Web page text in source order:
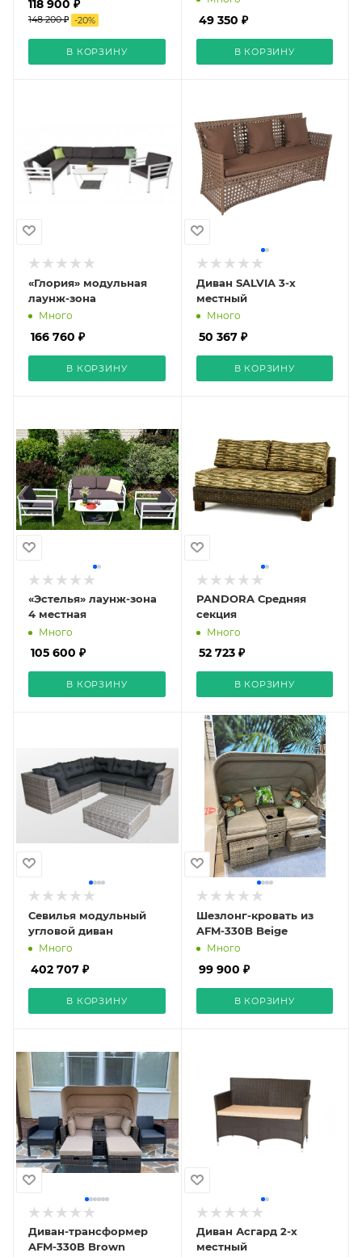
118 900 ₽
148 200 ₽ -20%
В КОРЗИНУ
49 350 ₽
В КОРЗИНУ
«Глория» модульная
лаунж-зона
Много
166 760 ₽
В КОРЗИНУ
Диван SALVIA 3-х
местный
Много
50 367 ₽
В КОРЗИНУ
«Эстелья» лаунж-зона
4 местная
Много
105 600 ₽
В КОРЗИНУ
PANDORA Средняя
секция
Много
52 723 ₽
В КОРЗИНУ
Севилья модульный
угловой диван
Много
402 707 ₽
В КОРЗИНУ
Шезлонг-кровать из
AFM-330B Beige
Много
99 900 ₽
В КОРЗИНУ
Диван-трансформер
AFM-330B Brown
Диван Асгард 2-х
местный